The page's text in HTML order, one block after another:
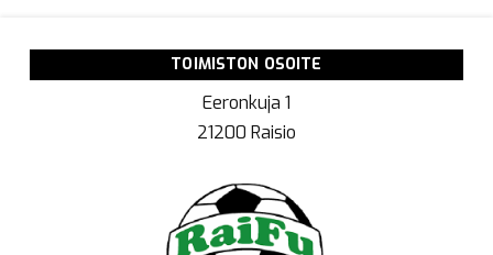
TOIMISTON OSOITE
Eeronkuja 1
21200 Raisio